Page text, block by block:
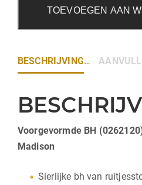
TOEVOEGEN AAN
BESCHRIJVING
Voorgevormde BH
Madison
Sierlijke bh van